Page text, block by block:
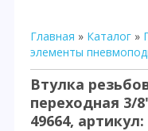
Главная » Каталог »
элементы
Втулка
переходная 3/
49664,